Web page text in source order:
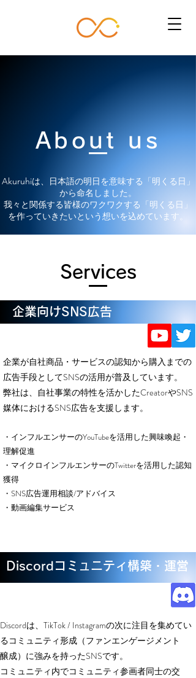
About us
Akuruhiは、日本語の明日を意味する「明くる日」
から命名しました。
我々と関係する皆様のワクワクする「明くる日」
を作っていきたいという想いを込めています。​
Services
​企業向けSNS広告
企業が自社商品・サービスの認知から購入までの
広告手段としてSNSの活用が普及しています。
弊社は、自社事業の特性を活かしたCreatorやSNS
媒体におけるSNS広告を支援します。
・ インフルエンサーのYouTubeを活用した興味喚起・
理解促進
・マイクロインフルエンサーのTwitterを活用した認知
獲得
・SNS広告運用相談/アドバイス
・動画編集サービス
​Discordコミュニティ構築・運営
Discordは、TikTok / Instagramの次に注目を集めてい
るコミュニティ形成（ファンエンゲージメント
醸成）に強みを持ったSNSです。
コミュニティ内でコミュニティ参画者同士の交